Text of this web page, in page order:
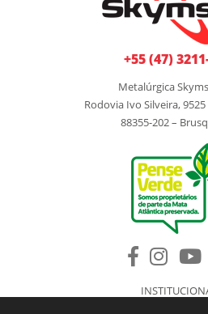
+55 (47)
Metalúrgica
Rodovia Ivo Silveira,
88355-202 –